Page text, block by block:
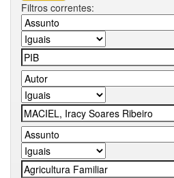
Filtros correntes: